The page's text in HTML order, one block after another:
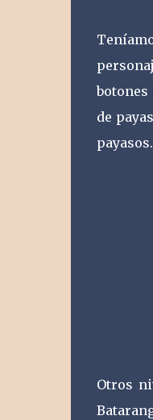
botones
de
payasos.
Otros